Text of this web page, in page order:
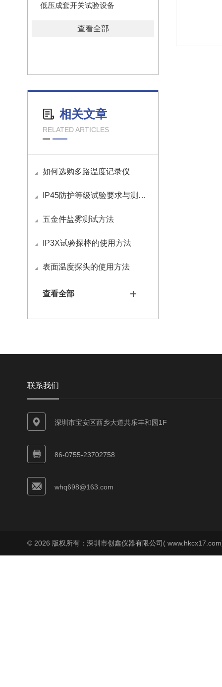
低压成套开关试验设备
查看全部
相关文章
RELATED ARTICLES
如何选购多路温度记录仪
IP45防护等级试验要求与测试方法
五金件盐雾测试方法
IP3X试验探棒的使用方法
表面温度探头的使用方法
查看全部
联系我们
深圳市宝安区西乡大道共乐丰和园1F
86-0755-23702758
whq698@163.com
© 2026 版权所有：深圳市创鑫仪器有限公司(